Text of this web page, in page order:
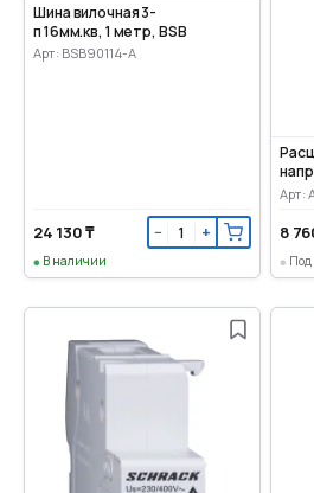
Шина вилочная 3-
п 16мм.кв, 1 метр, BSB
Арт: BSB90114-A
24 130 ₸ − +
В наличии
Арт:
8
Под